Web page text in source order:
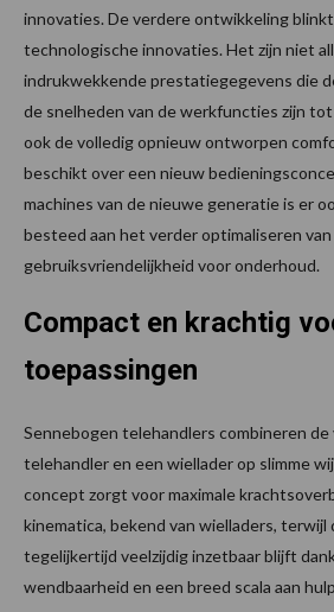
innovaties. De verdere ontwikkeling
technologische innovaties. Het zijn niet
indrukwekkende prestatiegegevens die
de snelheden van de werkfuncties zijn
ook de volledig opnieuw ontworpen
beschikt over een nieuw
machines van de nieuwe generatie is er
besteed aan het verder optimaliseren
gebruiksvriendelijkheid voor onderhoud.
Compact en krachtig
toepassingen
Sennebogen telehandlers combineren de
telehandler en een wiellader op slimme
concept zorgt voor maximale
kinematica, bekend van wielladers, terwijl
tegelijkertijd veelzijdig inzetbaar blijft
wendbaarheid en een breed scala aan